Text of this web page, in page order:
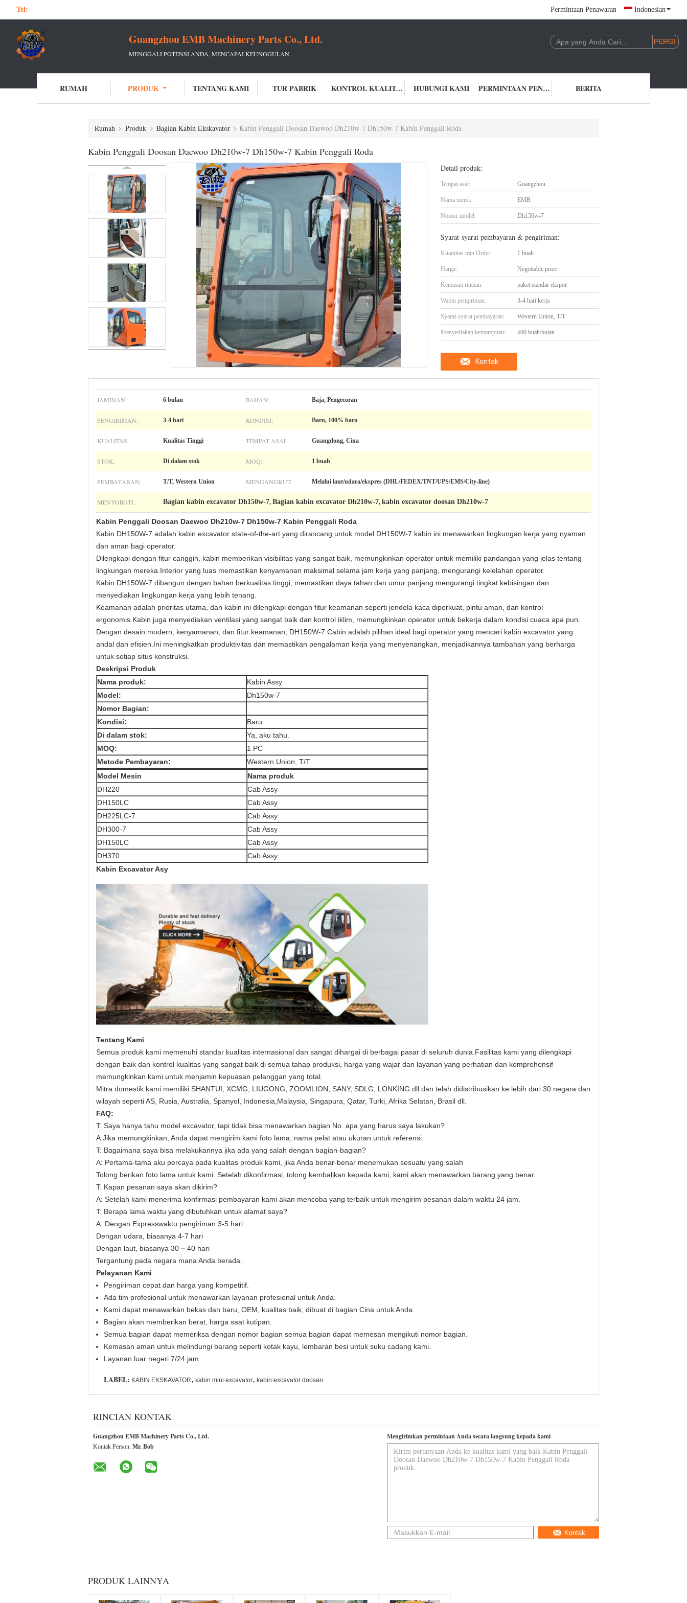
Tel: Permintaan Penawaran Indonesian
Guangzhou EMB Machinery Parts Co., Ltd.
MENGGALI POTENSI ANDA, MENCAPAI KEUNGGULAN.
RUMAH PRODUK TENTANG KAMI TUR PABRIK KONTROL KUALITAS HUBUNGI KAMI PERMINTAAN PENAWARAN BERITA
Rumah Produk Bagian Kabin Ekskavator Kabin Penggali Doosan Daewoo Dh210w-7 Dh150w-7 Kabin Penggali Roda
Kabin Penggali Doosan Daewoo Dh210w-7 Dh150w-7 Kabin Penggali Roda
Detail produk:
Tempat asal: Guangzhou
Nama merek: EMB
Nomor model: Dh150w-7
Syarat-syarat pembayaran & pengiriman:
Kuantitas min Order: 1 buah
Harga: Negotiable price
Kemasan rincian: paket standar ekspor
Waktu pengiriman: 3-4 hari kerja
Syarat-syarat pembayaran: Western Union, T/T
Menyediakan kemampuan: 500 buah/bulan
Kontak
JAMINAN: 6 bulan BAHAN: Baja, Pengecoran
PENGIRIMAN: 3-4 hari KONDISI: Baru, 100% baru
KUALITAS: Kualitas Tinggi TEMPAT ASAL: Guangdong, Cina
STOK: Di dalam stok MOQ: 1 buah
PEMBAYARAN: T/T, Western Union MENGANGKUT: Melalui laut/udara/ekspres (DHL/FEDEX/TNT/UPS/EMS/City-line)
MENYOROTI: Bagian kabin excavator Dh150w-7, Bagian kabin excavator Dh210w-7, kabin excavator doosan Dh210w-7
Kabin Penggali Doosan Daewoo Dh210w-7 Dh150w-7 Kabin Penggali Roda
Kabin DH150W-7 adalah kabin excavator state-of-the-art yang dirancang untuk model DH150W-7.kabin ini menawarkan lingkungan kerja yang nyaman
dan aman bagi operator.
Dilengkapi dengan fitur canggih, kabin memberikan visibilitas yang sangat baik, memungkinkan operator untuk memiliki pandangan yang jelas tentang
lingkungan mereka.Interior yang luas memastikan kenyamanan maksimal selama jam kerja yang panjang, mengurangi kelelahan operator.
Kabin DH150W-7 dibangun dengan bahan berkualitas tinggi, memastikan daya tahan dan umur panjang.mengurangi tingkat kebisingan dan
menyediakan lingkungan kerja yang lebih tenang.
Keamanan adalah prioritas utama, dan kabin ini dilengkapi dengan fitur keamanan seperti jendela kaca diperkuat, pintu aman, dan kontrol
ergonomis.Kabin juga menyediakan ventilasi yang sangat baik dan kontrol iklim, memungkinkan operator untuk bekerja dalam kondisi cuaca apa pun.
Dengan desain modern, kenyamanan, dan fitur keamanan, DH150W-7 Cabin adalah pilihan ideal bagi operator yang mencari kabin excavator yang
andal dan efisien.Ini meningkatkan produktivitas dan memastikan pengalaman kerja yang menyenangkan, menjadikannya tambahan yang berharga
untuk setiap situs konstruksi.
Deskripsi Produk
Nama produk:
Kabin Assy
Model:
Dh150w-7
Nomor Bagian:
Kondisi:
Baru
Di dalam stok:
Ya, aku tahu.
MOQ:
1 PC
Metode Pembayaran:
Western Union, T/T
Model Mesin
Nama produk
DH220
Cab Assy
DH150LC
Cab Assy
DH225LC-7
Cab Assy
DH300-7
Cab Assy
DH150LC
Cab Assy
DH370
Cab Assy
Kabin Excavator Asy
Tentang Kami
Semua produk kami memenuhi standar kualitas internasional dan sangat dihargai di berbagai pasar di seluruh dunia.Fasilitas kami yang dilengkapi
dengan baik dan kontrol kualitas yang sangat baik di semua tahap produksi, harga yang wajar dan layanan yang perhatian dan komprehensif
memungkinkan kami untuk menjamin kepuasan pelanggan yang total.
Mitra domestik kami memiliki SHANTUI, XCMG, LIUGONG, ZOOMLION, SANY, SDLG, LONKING dll dan telah didistribusikan ke lebih dari 30 negara dan
wilayah seperti AS, Rusia, Australia, Spanyol, Indonesia,Malaysia, Singapura, Qatar, Turki, Afrika Selatan, Brasil dll.
FAQ:
T: Saya hanya tahu model excavator, tapi tidak bisa menawarkan bagian No. apa yang harus saya lakukan?
A:Jika memungkinkan, Anda dapat mengirim kami foto lama, nama pelat atau ukuran untuk referensi
T: Bagaimana saya bisa melakukannya jika ada yang salah dengan bagian-bagian?
A: Pertama-tama aku percaya pada kualitas produk kami, jika Anda benar-benar menemukan sesuatu yang salah
Tolong berikan foto lama untuk kami. Setelah dikonfirmasi, tolong kembalikan kepada kami, kami akan menawarkan barang yang benar.
T: Kapan pesanan saya akan dikirim?
A: Setelah kami menerima konfirmasi pembayaran kami akan mencoba yang terbaik untuk mengirim pesanan dalam waktu 24 jam.
T: Berapa lama waktu yang dibutuhkan untuk alamat saya?
A: Dengan Expresswaktu pengiriman 3-5 hari
Dengan udara, biasanya 4-7 hari
Dengan laut, biasanya 30 ~ 40 hari
Tergantung pada negara mana Anda berada.
Pelayanan Kami
Pengiriman cepat dan harga yang kompetitif.
Ada tim profesional untuk menawarkan layanan profesional untuk Anda.
Kami dapat menawarkan bekas dan baru, OEM, kualitas baik, dibuat di bagian Cina untuk Anda.
Bagian akan memberikan berat, harga saat kutipan.
Semua bagian dapat memeriksa dengan nomor bagian semua bagian dapat memesan mengikuti nomor bagian.
Kemasan aman untuk melindungi barang seperti kotak kayu, lembaran besi untuk suku cadang kami.
Layanan luar negeri 7/24 jam.
LABEL: KABIN EKSKAVATOR, kabin mini excavator, kabin excavator doosan
RINCIAN KONTAK
Guangzhou EMB Machinery Parts Co., Ltd.
Kontak Person: Mr. Bob
Mengirimkan permintaan Anda secara langsung kepada kami
Kontak
PRODUK LAINNYA